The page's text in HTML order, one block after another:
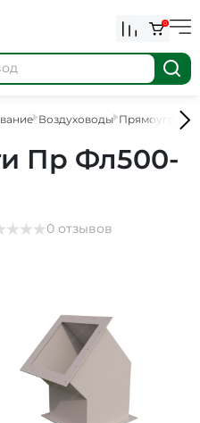
0
Воздуховоды
Пр Фл500-
0 отзывов